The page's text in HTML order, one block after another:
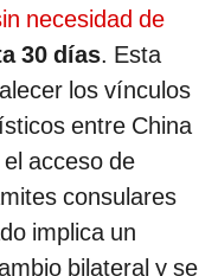
necesidad de
30 días. Esta
los vínculos
entre China
acceso de
consulares
implica un
bilateral y se